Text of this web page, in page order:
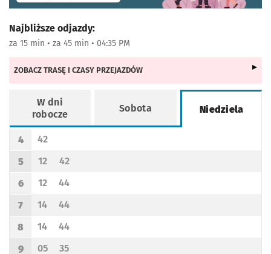
Najbliższe odjazdy:
za 15 min • za 45 min • 04:35 PM
ZOBACZ TRASĘ I CZASY PRZEJAZDÓW
W dni
robocze
Sobota Niedziela
Rozkład jazdy -
Godzina odjazdu
4
Odjazd
42
minut po godzinie 4
Godzina odjazdu
5
Odjazd
12
minut po godzinie 5
Odjazd
42
minut po godzinie 5
Godzina odjazdu
6
Odjazd
12
minut po godzinie 6
Odjazd
44
minut po godzinie 6
Godzina odjazdu
7
Odjazd
14
minut po godzinie 7
Odjazd
44
minut po godzinie 7
Godzina odjazdu
8
Odjazd
14
minut po godzinie 8
Odjazd
44
minut po godzinie 8
9 05 35